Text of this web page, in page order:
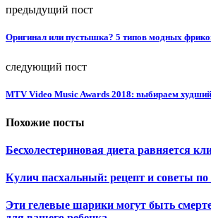
предыдущий пост
Оригинал или пустышка? 5 типов модных
следующий пост
MTV Video Music Awards 2018: выбираем
Похожие посты
Бесхолестериновая диета равняется
Кулич пасхальный: рецепт и советы
Эти гелевые шарики могут быть